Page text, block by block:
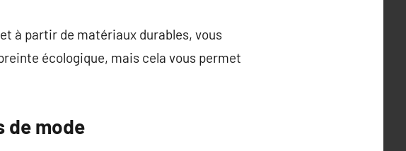
à partir de matériaux durables, vous
écologique, mais cela vous permet
de mode